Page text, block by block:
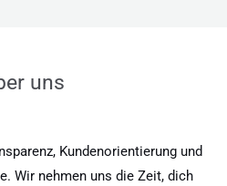
uns
Kundenorientierung und
Wir nehmen uns die Zeit, dich